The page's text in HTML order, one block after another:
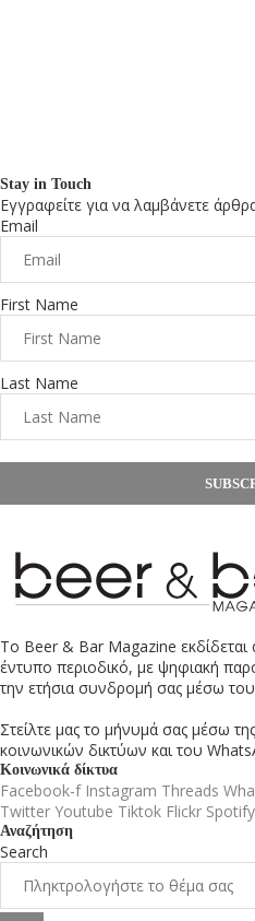
Stay in Touch
Εγγραφείτε για να λαμβάνετε
Email
First Name
Last Name
Το Beer & Bar Magazine
έντυπο περιοδικό, με ψηφιακή
την ετήσια συνδρομή σας μέσω
Στείλτε μας το μήνυμά σας μέσω
κοινωνικών δικτύων και του
Κοινωνικά δίκτυα
Facebook-f Instagram Threads
Twitter Youtube Tiktok Flickr Spotify
Αναζήτηση
Search